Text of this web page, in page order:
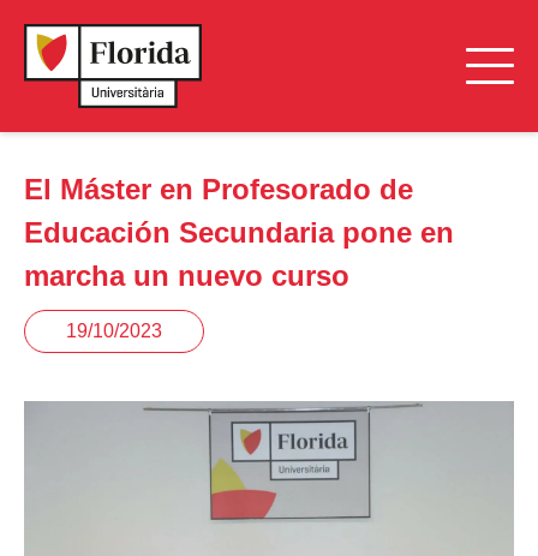
El Máster en Profesorado de
Educación Secundaria pone en
marcha un nuevo curso
19/10/2023